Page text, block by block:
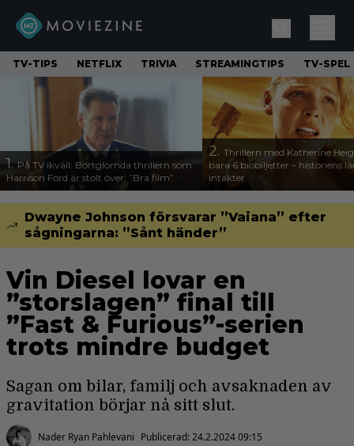
TV-TIPS NETFLIX TRIVIA STREAMINGTIPS TV-SPEL
1. På TV ikväll: Bortglömda thrillern som
Harrison Ford är stolt över: ”Bra film”
2. Thrillern med Katherine
bara 6 biobiljetter – historiens
intäkter
Dwayne Johnson försvarar ”Vaiana” efter
sågningarna: ”Sånt händer”
Vin Diesel lovar en
”storslagen” final till
”Fast & Furious”-serien
trots mindre budget
Sagan om bilar, familj och avsaknaden av
gravitation börjar nå sitt slut.
Nader Ryan Pahlevani Publicerad:24.2.2024 09:15